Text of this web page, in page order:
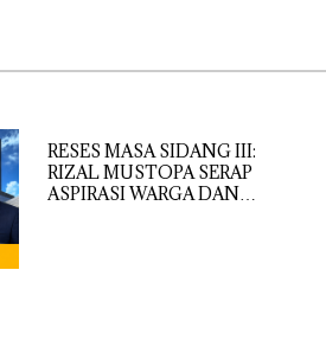
RESES MASA SIDANG III:
RIZAL MUSTOPA SERAP
ASPIRASI WARGA DAN